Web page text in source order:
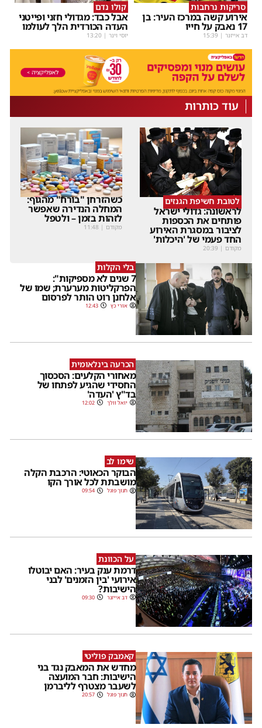
סריקות נרחבות
אירוע קשה במרכז העיר: בן
17 נאבק על חייו
דב אייזנר |
15:39
קולו נדם
אבל כבד: מגדולי חזני ופייטני
העדה הכורדית הלך לעולמו
יוסי וינר |
13:20
עוד כותרות
לטובת חשיפת הגנזים
לראשונה: גדולי ישראל
פותחים את הכספות
לציבור במסגרת האירוע
החד פעמי של 'היכלות'
מקודם |
20:39
כשהזרחן "בורח" מהגוף:
המחלה הנדירה שאפשר
לזהות בזמן – ולטפל
מקודם |
11:48
בלי הקלות
7 שנים לא מספיקות":
הפרקליטות מערערת; שמו של
אלחנן רוט הותר לפרסום
אורי כץ 12:43
הכרעה בינלאומית
מאחורי הקלעים: הסכסוך
החסידי שהגיע לפתחו של
בד"ץ 'העדה'
יואל וולך 12:02
שימו לב
הבוקר הכאוטי: הרכבת הקלה
מושבתת לכל אורך הקו
חנוך פוגל 09:54
על הכוונת
דרמת ענק בעיר: האם יבוטלו
אירועי 'בין הזמנים' לבני
הישיבות?
דב אייזנר 09:30
קאמבק פוליטי
מחדש את המאבק נגד בני
הישיבות: חבר המועצה
לשעבר מצטרף לליברמן
חנוך פוגל 20:57